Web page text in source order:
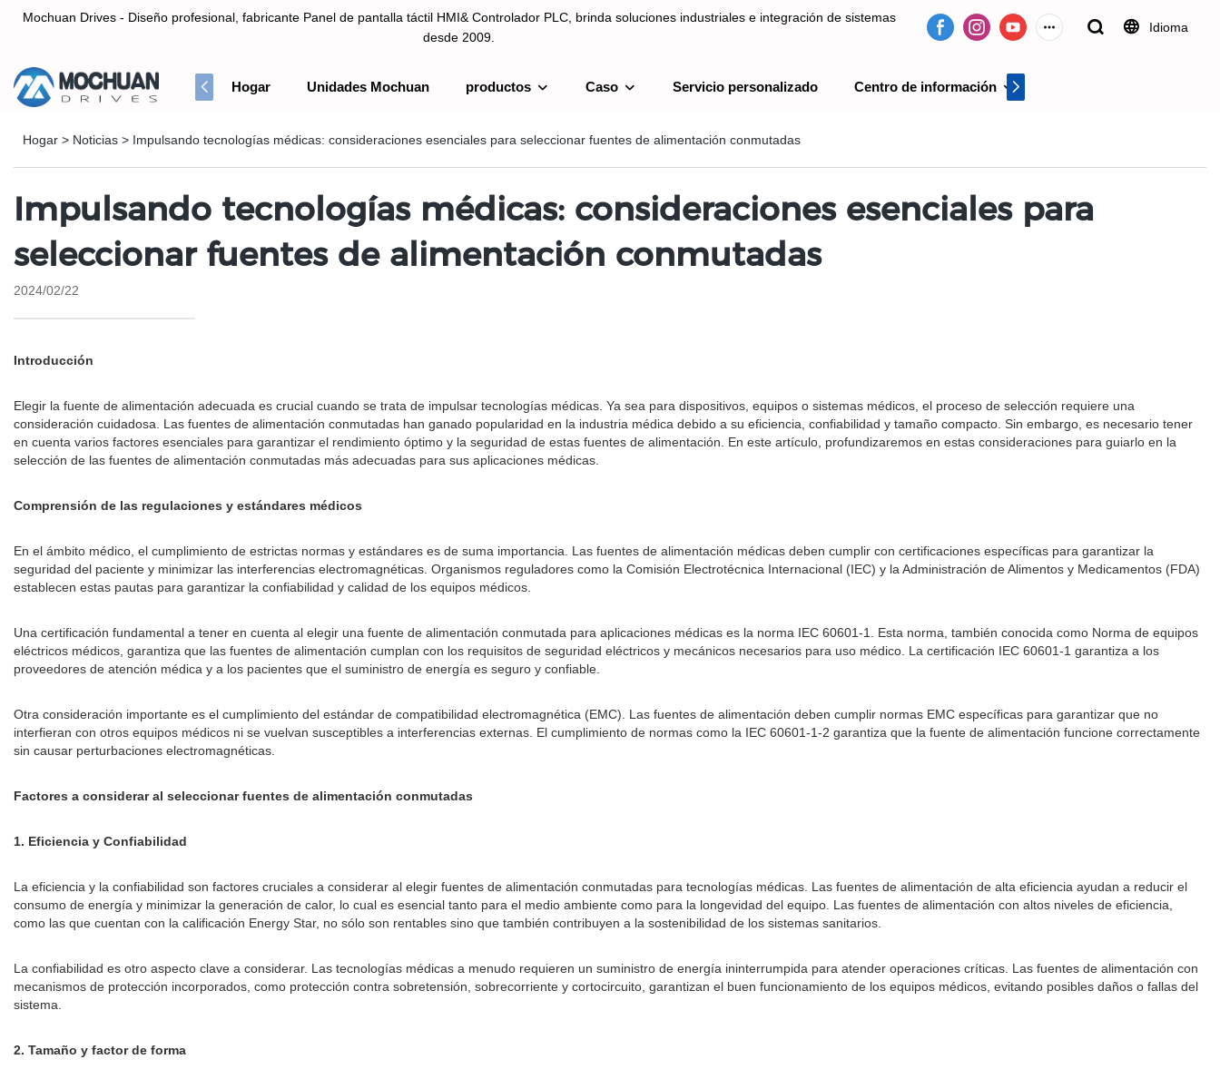
Mochuan Drives - Diseño profesional, fabricante Panel de pantalla táctil HMI& Controlador PLC, brinda soluciones industriales e integración de sistemas
desde 2009.
Idioma
Hogar Unidades Mochuan productos Caso Servicio personalizado Centro de información
Hogar > Noticias > Impulsando tecnologías médicas: consideraciones esenciales para seleccionar fuentes de alimentación conmutadas
Impulsando tecnologías médicas: consideraciones esenciales para
seleccionar fuentes de alimentación conmutadas
2024/02/22
Introducción
Elegir la fuente de alimentación adecuada es crucial cuando se trata de impulsar tecnologías médicas. Ya sea para dispositivos, equipos o sistemas médicos, el proceso de selección requiere una
consideración cuidadosa. Las fuentes de alimentación conmutadas han ganado popularidad en la industria médica debido a su eficiencia, confiabilidad y tamaño compacto. Sin embargo, es necesario tener
en cuenta varios factores esenciales para garantizar el rendimiento óptimo y la seguridad de estas fuentes de alimentación. En este artículo, profundizaremos en estas consideraciones para guiarlo en la
selección de las fuentes de alimentación conmutadas más adecuadas para sus aplicaciones médicas.
Comprensión de las regulaciones y estándares médicos
En el ámbito médico, el cumplimiento de estrictas normas y estándares es de suma importancia. Las fuentes de alimentación médicas deben cumplir con certificaciones específicas para garantizar la
seguridad del paciente y minimizar las interferencias electromagnéticas. Organismos reguladores como la Comisión Electrotécnica Internacional (IEC) y la Administración de Alimentos y Medicamentos (FDA)
establecen estas pautas para garantizar la confiabilidad y calidad de los equipos médicos.
Una certificación fundamental a tener en cuenta al elegir una fuente de alimentación conmutada para aplicaciones médicas es la norma IEC 60601-1. Esta norma, también conocida como Norma de equipos
eléctricos médicos, garantiza que las fuentes de alimentación cumplan con los requisitos de seguridad eléctricos y mecánicos necesarios para uso médico. La certificación IEC 60601-1 garantiza a los
proveedores de atención médica y a los pacientes que el suministro de energía es seguro y confiable.
Otra consideración importante es el cumplimiento del estándar de compatibilidad electromagnética (EMC). Las fuentes de alimentación deben cumplir normas EMC específicas para garantizar que no
interfieran con otros equipos médicos ni se vuelvan susceptibles a interferencias externas. El cumplimiento de normas como la IEC 60601-1-2 garantiza que la fuente de alimentación funcione correctamente
sin causar perturbaciones electromagnéticas.
Factores a considerar al seleccionar fuentes de alimentación conmutadas
1. Eficiencia y Confiabilidad
La eficiencia y la confiabilidad son factores cruciales a considerar al elegir fuentes de alimentación conmutadas para tecnologías médicas. Las fuentes de alimentación de alta eficiencia ayudan a reducir el
consumo de energía y minimizar la generación de calor, lo cual es esencial tanto para el medio ambiente como para la longevidad del equipo. Las fuentes de alimentación con altos niveles de eficiencia,
como las que cuentan con la calificación Energy Star, no sólo son rentables sino que también contribuyen a la sostenibilidad de los sistemas sanitarios.
La confiabilidad es otro aspecto clave a considerar. Las tecnologías médicas a menudo requieren un suministro de energía ininterrumpida para atender operaciones críticas. Las fuentes de alimentación con
mecanismos de protección incorporados, como protección contra sobretensión, sobrecorriente y cortocircuito, garantizan el buen funcionamiento de los equipos médicos, evitando posibles daños o fallas del
sistema.
2. Tamaño y factor de forma